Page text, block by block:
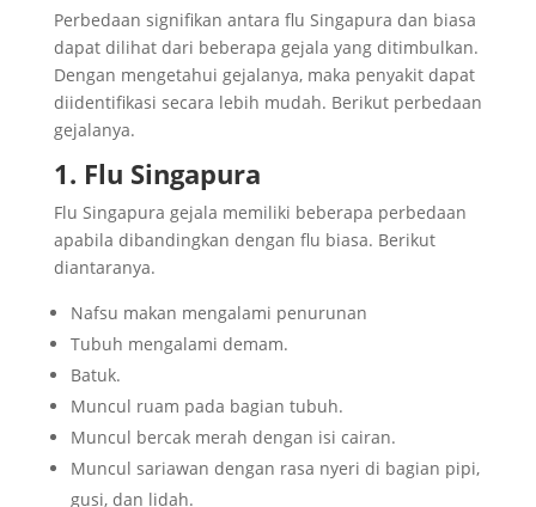
Perbedaan signifikan antara flu Singapura dan biasa
dapat dilihat dari beberapa gejala yang ditimbulkan.
Dengan mengetahui gejalanya, maka penyakit dapat
diidentifikasi secara lebih mudah. Berikut perbedaan
gejalanya.
1. Flu Singapura
Flu Singapura gejala memiliki beberapa perbedaan
apabila dibandingkan dengan flu biasa. Berikut
diantaranya.
Nafsu makan mengalami penurunan
Tubuh mengalami demam.
Batuk.
Muncul ruam pada bagian tubuh.
Muncul bercak merah dengan isi cairan.
Muncul sariawan dengan rasa nyeri di bagian pipi,
gusi, dan lidah.